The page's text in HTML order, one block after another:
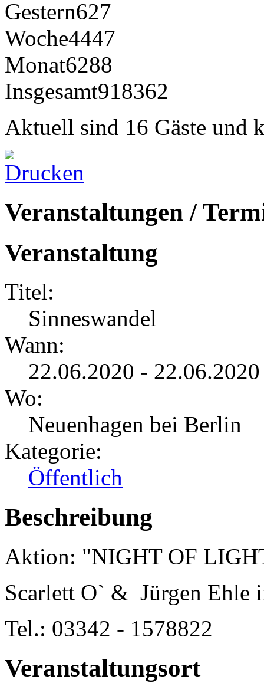
Gestern627
Woche4447
Monat6288
Insgesamt918362
Aktuell sind 16 Gäste und
Veranstaltungen /
Veranstaltung
Titel:
Sinneswandel
Wann:
22.06.2020 -
Wo:
Neuenhagen bei Berlin
Kategorie:
Öffentlich
Beschreibung
Aktion: "NIGHT OF
Scarlett O` & Jürgen Ehle
Tel.: 03342 - 1578822
Veranstaltungsort